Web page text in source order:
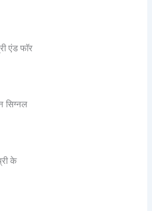
एंड फॉर
सिग्नल
के